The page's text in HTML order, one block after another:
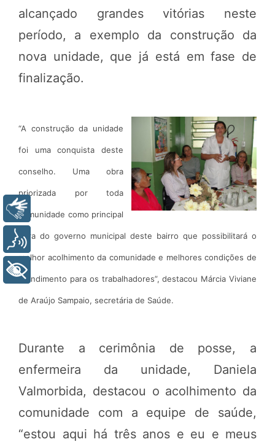
alcançado grandes vitórias neste
período, a exemplo da construção da
nova unidade, que já está em fase de
finalização.
“A construção da unidade
foi uma conquista deste
conselho. Uma obra
priorizada por toda
comunidade como principal
obra do governo municipal deste bairro que possibilitará o
melhor acolhimento da comunidade e melhores condições de
atendimento para os trabalhadores”, destacou Márcia Viviane
de Araújo Sampaio, secretária de Saúde.
Durante a cerimônia de posse, a
enfermeira da unidade, Daniela
Valmorbida, destacou o acolhimento da
comunidade com a equipe de saúde,
“estou aqui há três anos e eu e meus
Libras
Voz